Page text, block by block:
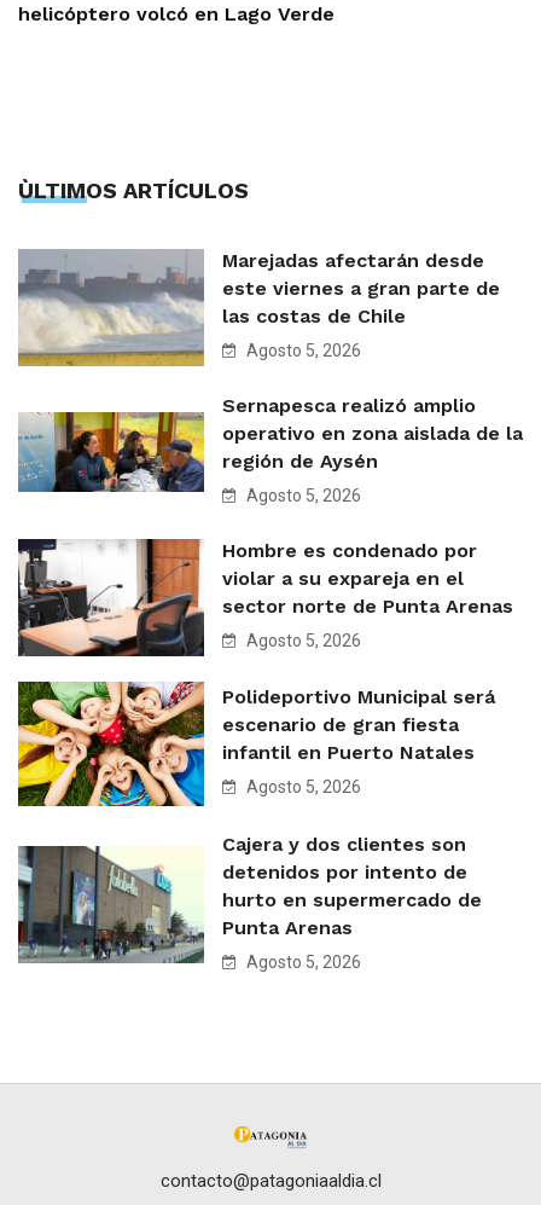
helicóptero volcó en Lago Verde
ÙLTIMOS ARTÍCULOS
Marejadas afectarán desde
este viernes a gran parte de
las costas de Chile
Agosto 5, 2026
Sernapesca realizó amplio
operativo en zona aislada de la
región de Aysén
Agosto 5, 2026
Hombre es condenado por
violar a su expareja en el
sector norte de Punta Arenas
Agosto 5, 2026
Polideportivo Municipal será
escenario de gran fiesta
infantil en Puerto Natales
Agosto 5, 2026
Cajera y dos clientes son
detenidos por intento de
hurto en supermercado de
Punta Arenas
Agosto 5, 2026
contacto@patagoniaaldia.cl